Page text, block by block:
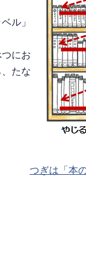
ル」
にお
たな
つぎは「本